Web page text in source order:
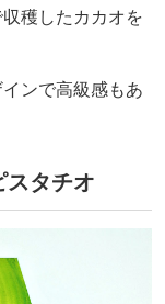
穫したカカオを
ンで高級感もあ
スタチオ